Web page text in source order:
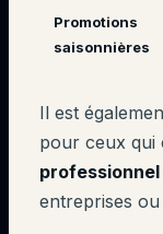
Promotions
saisonnières
Il est
pour ceux qui
entreprises